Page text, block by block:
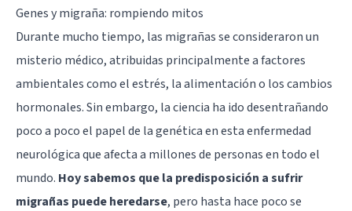
Genes y migraña: rompiendo mitos
Durante mucho tiempo, las migrañas se consideraron un
misterio médico, atribuidas principalmente a factores
ambientales como el estrés, la alimentación o los cambios
hormonales. Sin embargo, la ciencia ha ido desentrañando
poco a poco el papel de la genética en esta enfermedad
neurológica que afecta a millones de personas en todo el
mundo. Hoy sabemos que la predisposición a sufrir
migrañas puede heredarse, pero hasta hace poco se